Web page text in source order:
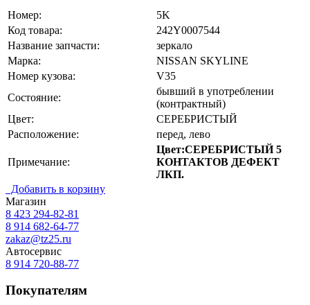
Номер:
5K
Код товара:
242Y0007544
Название запчасти:
зеркало
Марка:
NISSAN SKYLINE
Номер кузова:
V35
Состояние:
бывший в употреблении
(контрактный)
Цвет:
СЕРЕБРИСТЫЙ
Расположение:
перед, лево
Примечание:
Цвет:СЕРЕБРИСТЫЙ 5
КОНТАКТОВ ДЕФЕКТ
ЛКП.
Добавить в корзину
Магазин
8 423 294-82-81
8 914 682-64-77
zakaz@tz25.ru
Автосервис
8 914 720-88-77
Покупателям